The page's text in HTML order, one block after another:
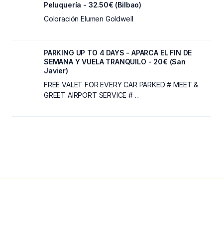
Peluquería - 32.50€ (Bilbao)
Coloración Elumen Goldwell
PARKING UP TO 4 DAYS - APARCA EL FIN DE
SEMANA Y VUELA TRANQUILO - 20€ (San
Javier)
FREE VALET FOR EVERY CAR PARKED # MEET &
GREET AIRPORT SERVICE # ...